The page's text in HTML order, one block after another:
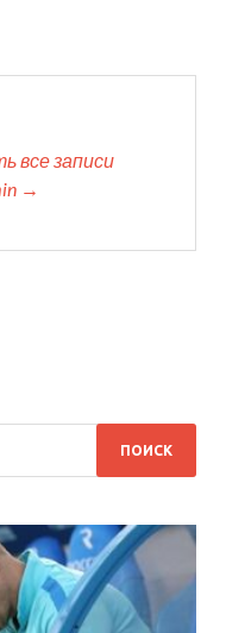
все записи
→